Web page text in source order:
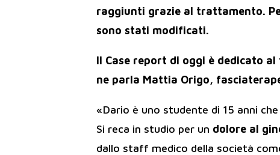
raggiunti grazie al trattamento.
sono stati modificati.
Il Case report di oggi è dedicato
ne parla Mattia Origo,
«Dario è uno studente di 15 anni
Si reca in studio per un dolore al
dallo staff medico della società